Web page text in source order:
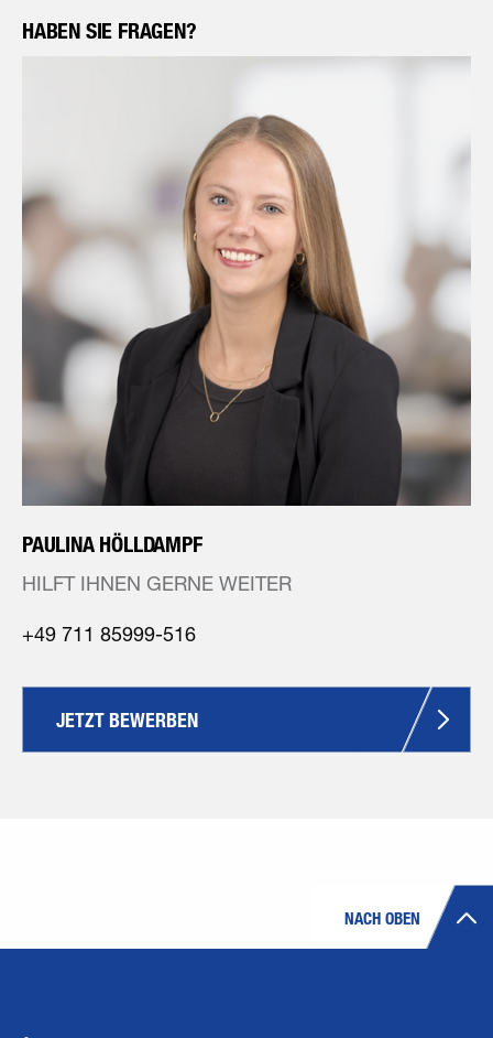
HABEN SIE FRAGEN?
PAULINA HÖLLDAMPF
HILFT IHNEN GERNE WEITER
+49 711 85999-516
JETZT BEWERBEN
NACH OBEN